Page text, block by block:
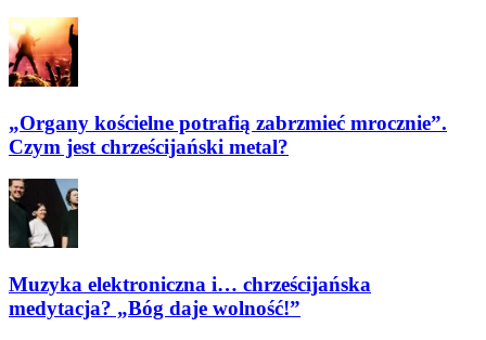
„Organy kościelne potrafią zabrzmieć mrocznie”.
Czym jest chrześcijański metal?
Muzyka elektroniczna i… chrześcijańska
medytacja? „Bóg daje wolność!”